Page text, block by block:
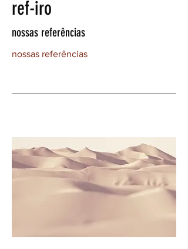
ref-iro
nossas referências
nossas referências